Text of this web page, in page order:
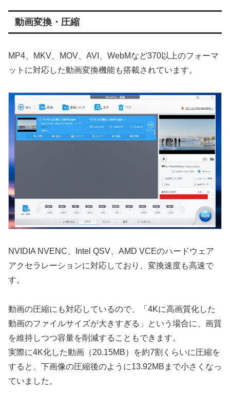
動画変換・圧縮
MP4、MKV、MOV、AVI、WebMなど370以上のフォーマ
ットに対応した動画変換機能も搭載されています。
NVIDIA NVENC、Intel QSV、AMD VCEのハードウェア
アクセラレーションに対応しており、変換速度も高速で
す。
動画の圧縮にも対応しているので、「4Kに高画質化した
動画のファイルサイズが大きすぎる」という場合に、画質
を維持しつつ容量を削減することもできます。
実際に4K化した動画（20.15MB）を約7割くらいに圧縮を
すると、下画像の圧縮後のように13.92MBまで小さくなっ
ていました。